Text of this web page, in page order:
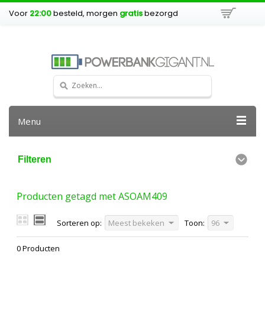
Voor 22:00besteld, morgen gratisbezorgd
Menu
Filteren
Producten getagd met ASOAM409
Sorteren op: Meest bekeken Toon: 96
0 Producten